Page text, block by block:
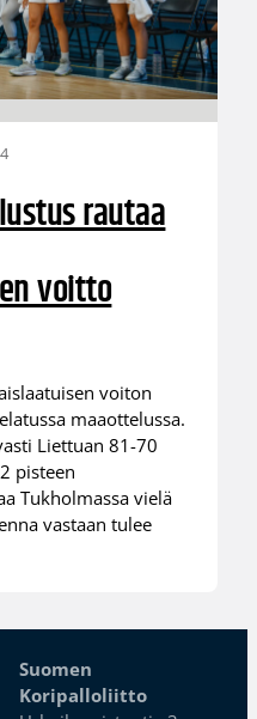
rautaa
voitto
voiton
maaottelussa.
Liettuan 81-70
pisteen
Tukholmassa vielä
vastaan tulee
Suomen
Koripalloliitto